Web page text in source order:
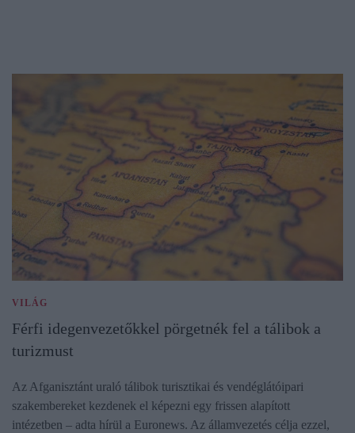
VILÁG
Férfi idegenvezetőkkel pörgetnék fel a tálibok a
turizmust
Az Afganisztánt uraló tálibok turisztikai és vendéglátóipari
szakembereket kezdenek el képezni egy frissen alapított
intézetben – adta hírül a Euronews. Az államvezetés célja ezzel,